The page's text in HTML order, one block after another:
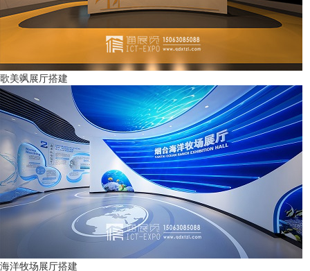
歌美飒展厅搭建
海洋牧场展厅搭建